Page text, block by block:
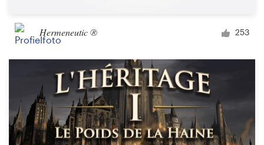
Hermeneutic ® 253